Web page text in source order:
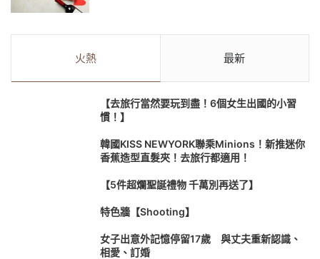
火熱 最新
【去旅行當然要玩到盡！6個女生出國的小習
慣！】
韓國KISS NEWYORK聯乘Minions！新推迷你
香蕉造型直髮夾！去旅行都適用！
【5件超爛聖誕禮物 千萬別再送了】
特色牆【Shooting】
女子出意外記憶停留17歲 與丈夫重新認識、
相愛、訂婚